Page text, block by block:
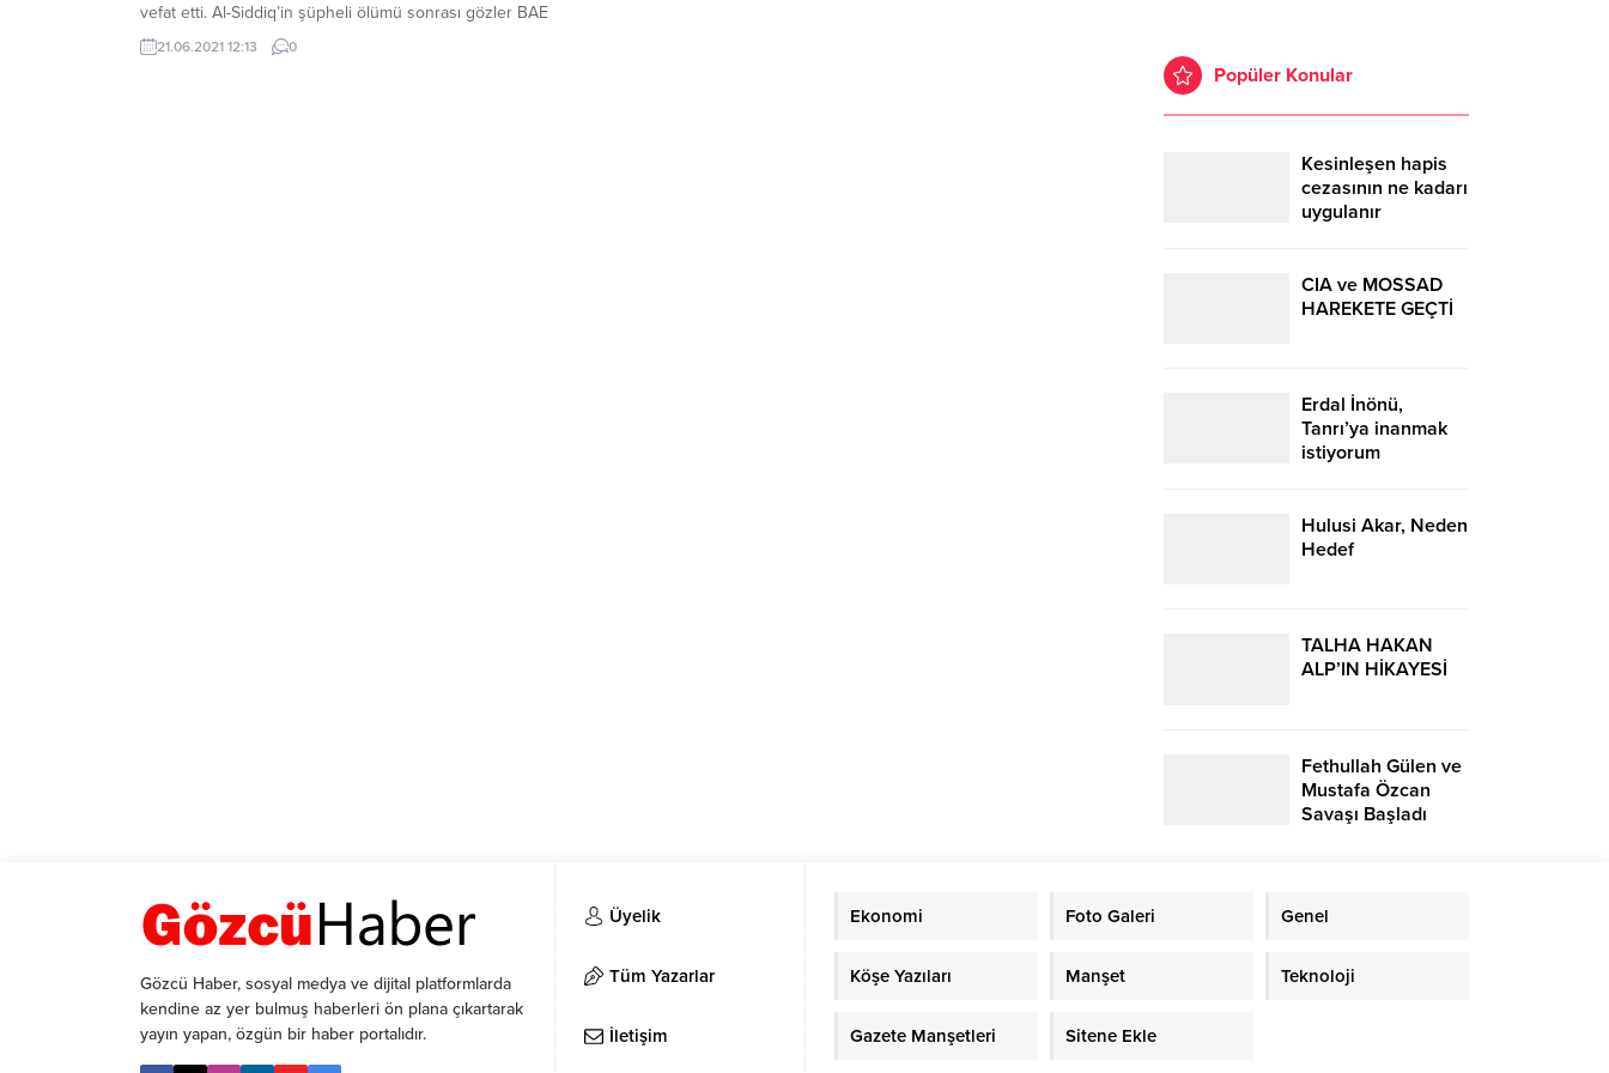
vefat etti. Al-Siddiq’in şüpheli ölümü sonrası gözler BAE
yönetimine çevrildi. 10 senedir BAE yönetimi tarafından
hapse atılan babasının özgürlüğü için mücadele veren
21.06.2021 12:13 0
Popüler Konular
Kesinleşen hapis
cezasının ne kadarı
uygulanır
CIA ve MOSSAD
HAREKETE GEÇTİ
Erdal İnönü,
Tanrı’ya inanmak
istiyorum
Hulusi Akar, Neden
Hedef
TALHA HAKAN
ALP’IN HİKAYESİ
Fethullah Gülen ve
Mustafa Özcan
Savaşı Başladı
Gözcü Haber, sosyal medya ve dijital platformlarda
kendine az yer bulmuş haberleri ön plana çıkartarak
yayın yapan, özgün bir haber portalıdır.
Üyelik
Tüm Yazarlar
İletişim
Ekonomi Foto Galeri Genel
Köşe Yazıları Manşet Teknoloji
Gazete Manşetleri Sitene Ekle